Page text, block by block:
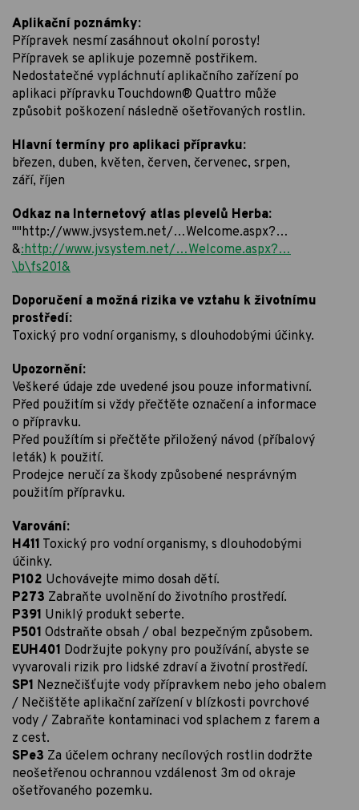
Aplikační poznámky:
Přípravek nesmí zasáhnout okolní porosty!
Přípravek se aplikuje pozemně postřikem.
Nedostatečné vypláchnutí aplikačního zařízení po
aplikaci přípravku Touchdown® Quattro může
způsobit poškození následně ošetřovaných rostlin.
Hlavní termíny pro aplikaci přípravku:
březen, duben, květen, červen, červenec, srpen,
září, říjen
Odkaz na Internetový atlas plevelů Herba:
""http://www.jvsys­tem.net/…Welco­me.aspx?…
&:http://www.jvsystem.net/…Welcome.aspx?…
\b\fs201&
Doporučení a možná rizika ve vztahu k životnímu
prostředí:
Toxický pro vodní organismy, s dlouhodobými účinky.
Upozornění:
Veškeré údaje zde uvedené jsou pouze informativní.
Před použitím si vždy přečtěte označení a informace
o přípravku.
Před použítím si přečtěte přiložený návod (příbalový
leták) k použití.
Prodejce neručí za škody způsobené nesprávným
použitím přípravku.
Varování:
H411 Toxický pro vodní organismy, s dlouhodobými
účinky.
P102 Uchovávejte mimo dosah dětí.
P273 Zabraňte uvolnění do životního prostředí.
P391 Uniklý produkt seberte.
P501 Odstraňte obsah / obal bezpečným způsobem.
EUH401 Dodržujte pokyny pro používání, abyste se
vyvarovali rizik pro lidské zdraví a životní prostředí.
SP1 Neznečišťujte vody přípravkem nebo jeho obalem
/ Nečištěte aplikační zařízení v blízkosti povrchové
vody / Zabraňte kontaminaci vod splachem z farem a
z cest.
SPe3 Za účelem ochrany necílových rostlin dodržte
neošetřenou ochrannou vzdálenost 3m od okraje
ošetřovaného pozemku.